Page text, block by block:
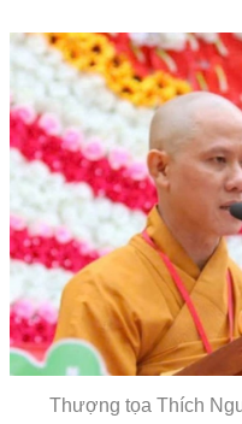
Thượng tọa Thích